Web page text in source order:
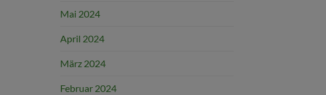
Mai 2024
April 2024
März 2024
Februar 2024